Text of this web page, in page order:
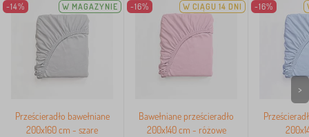
-14% W MAGAZYNIE
Prześcieradło bawełniane
200x160 cm - szare
-16% W CIĄGU 14 DNI
Bawełniane prześcieradło
200x140 cm - różowe
-16%
>